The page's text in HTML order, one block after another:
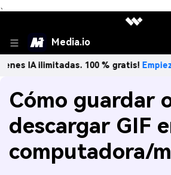
、
Media.io
100 % gratis! Empieza
Cómo guardar
descargar GIF
computadora/